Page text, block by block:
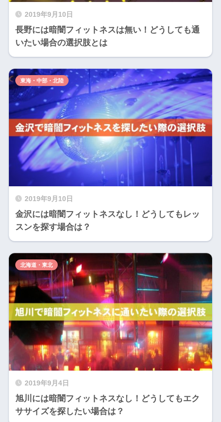
2019年9月10日
長野には暗闇フィットネスは無い！どうしても通
いたい場合の選択肢とは
2019年9月10日
金沢には暗闇フィットネスなし！どうしてもレッ
スンを探す場合は？
東海・中部・北陸
2019年9月4日
旭川には暗闇フィットネスなし！どうしてもエク
ササイズを探したい場合は？
北海道・東北